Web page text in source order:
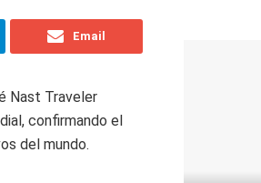
Email
Nast Traveler
confirmando el
del mundo.